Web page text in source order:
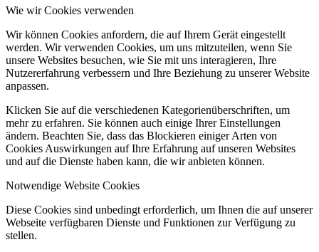
Wie wir Cookies verwenden
Wir können Cookies anfordern, die auf Ihrem Gerät eingestellt
werden. Wir verwenden Cookies, um uns mitzuteilen, wenn Sie
unsere Websites besuchen, wie Sie mit uns interagieren, Ihre
Nutzererfahrung verbessern und Ihre Beziehung zu unserer Website
anpassen.
Klicken Sie auf die verschiedenen Kategorienüberschriften, um
mehr zu erfahren. Sie können auch einige Ihrer Einstellungen
ändern. Beachten Sie, dass das Blockieren einiger Arten von
Cookies Auswirkungen auf Ihre Erfahrung auf unseren Websites
und auf die Dienste haben kann, die wir anbieten können.
Notwendige Website Cookies
Diese Cookies sind unbedingt erforderlich, um Ihnen die auf unserer
Webseite verfügbaren Dienste und Funktionen zur Verfügung zu
stellen.